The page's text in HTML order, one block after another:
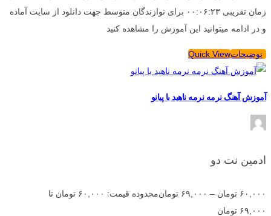
زمان تقریبی ۰۰:۰۶:۲۳ برای نوازندگان متوسط جهت دانلود از سایت آماده
و در ادامه میتوانید این آموزش را مشاهده کنید
توضیحاتQuick View
آموزش آهنگ نرمه نرمه ناهید با پیانو
ادمین نت دو
۶۰,۰۰۰ تومان – ۶۹,۰۰۰ تومان
محدوده قیمت: ۶۰,۰۰۰ تومان تا
۶۹,۰۰۰ تومان